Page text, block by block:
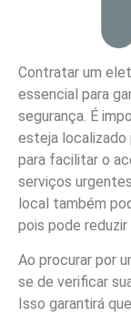
Contratar um
essencial para
segurança. É
esteja localizado
para facilitar o
serviços
local também
pois pode
Ao procurar por
se de verificar
Isso garantirá